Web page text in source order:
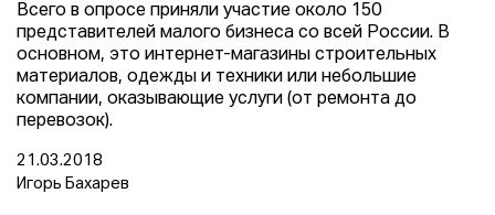
Всего в опросе приняли участие около 150
представителей малого бизнеса со всей России. В
основном, это интернет-магазины строительных
материалов, одежды и техники или небольшие
компании, оказывающие услуги (от ремонта до
перевозок).
21.03.2018
Игорь Бахарев